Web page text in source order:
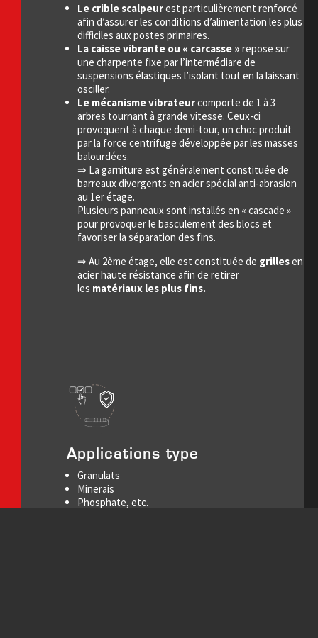
Le crible scalpeurest particulièrement renforcé
afin d’assurer les conditions d’alimentation les plus
difficiles aux postes primaires.
La caisse vibrante ou « carcasse » repose sur
une charpente fixe par l’intermédiare de
suspensions élastiques l’isolant tout en la laissant
osciller.
Le mécanisme vibrateurcomporte de 1 à 3
arbres tournant à grande vitesse. Ceux-ci
provoquent à chaque demi-tour, un choc produit
par la force centrifuge développée par les masses
balourdées.
⇒ La garniture est généralement constituée de
barreaux divergents en acier spécial anti-abrasion
au 1er étage.
Plusieurs panneaux sont installés en « cascade »
pour provoquer le basculement des blocs et
favoriser la séparation des fins.
⇒ Au 2ème étage, elle est constituée de grillesen
acier haute résistance afin de retirer
les matériaux les plus fins.
Applications type
Granulats
Minerais
Phosphate, etc.